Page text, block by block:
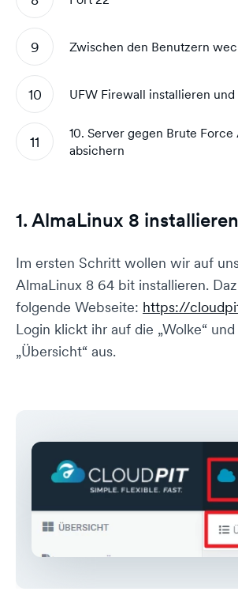
Zwischen den Benutzern
UFW Firewall installieren
10. Server gegen Brute
absichern
1. AlmaLinux 8 installieren
Im ersten Schritt wollen wir auf
AlmaLinux 8 64 bit installieren.
folgende Webseite: https://
Login klickt ihr auf die „Wolke“
„Übersicht“ aus.